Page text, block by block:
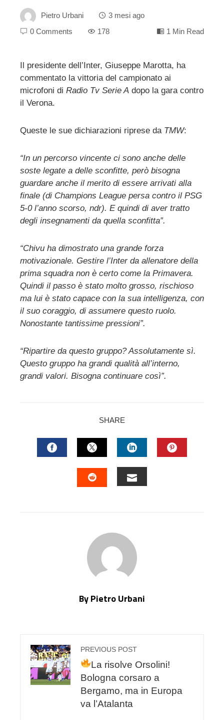
Pietro Urbani
3 mesi ago
0 Comments
178 1 Min Read
Il presidente dell’Inter, Giuseppe Marotta, ha
commentato la vittoria del campionato ai
microfoni di Radio Tv Serie A dopo la gara contro
il Verona.
Queste le sue dichiarazioni riprese da TMW:
“In un percorso vincente ci sono anche delle
soste legate a delle sconfitte, però bisogna
guardare anche il merito di essere arrivati alla
finale (di Champions League persa contro il PSG
5-0 l’anno scorso, ndr). E quindi di aver tratto
degli insegnamenti da quella sconfitta”.
“Chivu ha dimostrato una grande forza
motivazionale. Gestire l’Inter da allenatore della
prima squadra non è certo come la Primavera.
Quindi il passo è stato molto grosso, rischioso
ma lui è stato capace con la sua intelligenza, con
il suo coraggio, di assumere questo ruolo.
Nonostante tantissime pressioni”.
“Ripartire da questo gruppo? Assolutamente sì.
Questo gruppo ha grandi qualità all’interno,
grandi valori. Bisogna continuare così”.
SHARE
FACEBOOKTWITTERLINKEDIN
By Pietro Urbani
PREVIOUS POST
La risolve Orsolini!
Bologna corsaro a
Bergamo, ma in Europa
va l’Atalanta